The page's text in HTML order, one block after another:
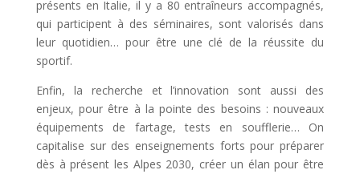
présents en Italie, il y a 80 entraîneurs accompagnés,
qui participent à des séminaires, sont valorisés dans
leur quotidien… pour être une clé de la réussite du
sportif.
Enfin, la recherche et l’innovation sont aussi des
enjeux, pour être à la pointe des besoins : nouveaux
équipements de fartage, tests en soufflerie… On
capitalise sur des enseignements forts pour préparer
dès à présent les Alpes 2030, créer un élan pour être